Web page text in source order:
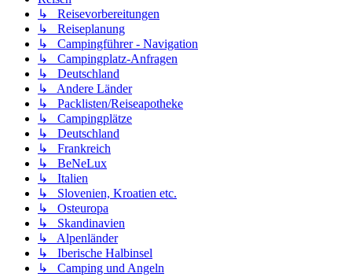
↳ Reisevorbereitungen
↳ Reiseplanung
↳ Campingführer - Navigation
↳ Campingplatz-Anfragen
↳ Deutschland
↳ Andere Länder
↳ Packlisten/Reiseapotheke
↳ Campingplätze
↳ Deutschland
↳ Frankreich
↳ BeNeLux
↳ Italien
↳ Slovenien, Kroatien etc.
↳ Osteuropa
↳ Skandinavien
↳ Alpenländer
↳ Iberische Halbinsel
↳ Camping und Angeln